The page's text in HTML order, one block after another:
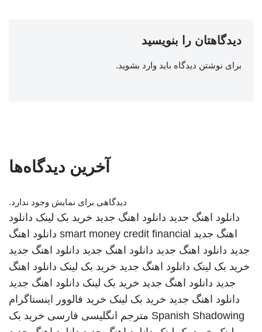
دیدگاهتان را بنویسید
برای نوشتن دیدگاه باید وارد بشوید.
آخرین دیدگاه‌ها
دیدگاهی برای نمایش وجود ندارد.
دانلود اهنگ جدید دانلود اهنگ جدید خرید بک لینک دانلود
اهنگ جدید smart money credit financial دانلود اهنگ
جدید دانلود اهنگ جدید دانلود اهنگ جدید دانلود اهنگ جدید
خرید بک لینک دانلود اهنگ جدید خرید بک لینک دانلود اهنگ
جدید دانلود اهنگ جدید خرید بک لینک دانلود اهنگ جدید
دانلود اهنگ جدید خرید بک لینک خرید فالوور اینستاگرام
Spanish Shadowing مترجم انگلیسی فارسی خرید بک